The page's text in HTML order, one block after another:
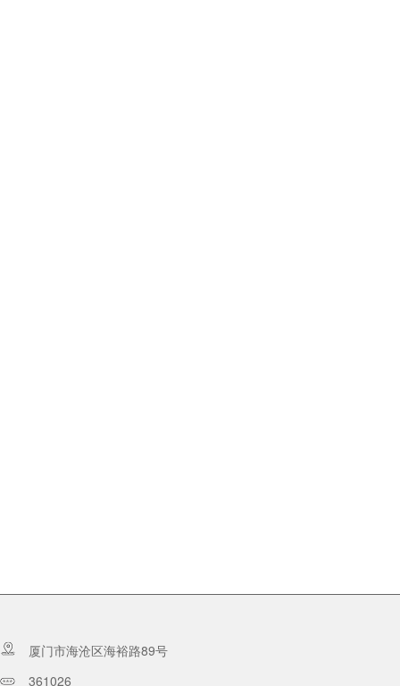
厦门市海沧区海裕路89号
361026